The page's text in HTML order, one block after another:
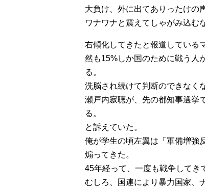
大負け、外に出てありったけの
ワナワナと震えてしゃがみ込む
右傾化してきたと報道している
然も15%しか国のために戦う人
る。
洗脳され続けて判断のできなく
瀬戸内寂聴が、先の都知事選挙
る。
と訴えていた。
俺が学生の頃左翼は「軍備増強
煽ってきた。
45年経って、一度も戦争してき
むしろ、国連により暴力国家、